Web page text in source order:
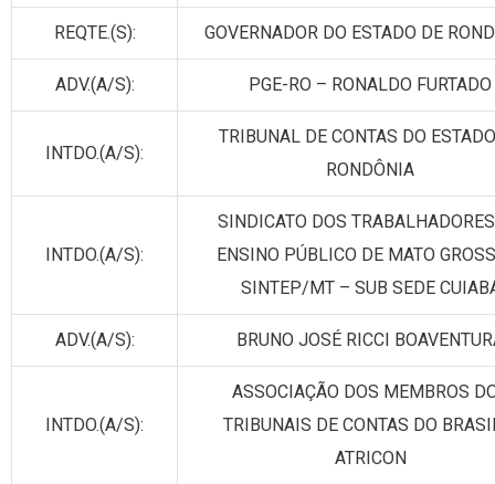
REQTE.(S): GOVERNADOR DO ESTADO DE
ADV.(A/S): PGE-RO – RONALDO FURTADO
INTDO.(A/S):
TRIBUNAL DE CONTAS DO
RONDÔNIA
INTDO.(A/S):
SINDICATO DOS
ENSINO PÚBLICO DE MATO
SINTEP/MT – SUB SEDE
ADV.(A/S): BRUNO JOSÉ RICCI
INTDO.(A/S):
ASSOCIAÇÃO DOS MEMBROS
TRIBUNAIS DE CONTAS DO
ATRICON